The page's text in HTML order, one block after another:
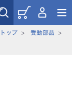
ップ> 受動部品 >